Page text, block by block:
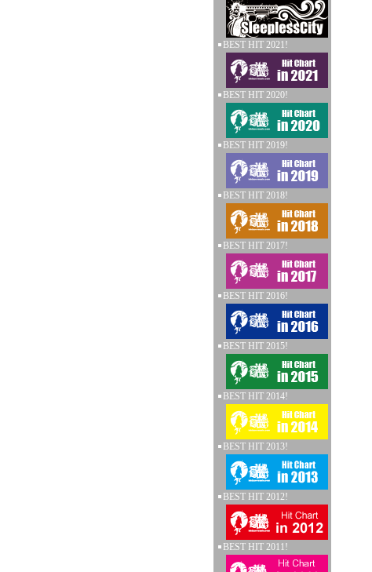
BEST HIT 2021!
BEST HIT 2020!
BEST HIT 2019!
BEST HIT 2018!
BEST HIT 2017!
BEST HIT 2016!
BEST HIT 2015!
BEST HIT 2014!
BEST HIT 2013!
BEST HIT 2012!
BEST HIT 2011!